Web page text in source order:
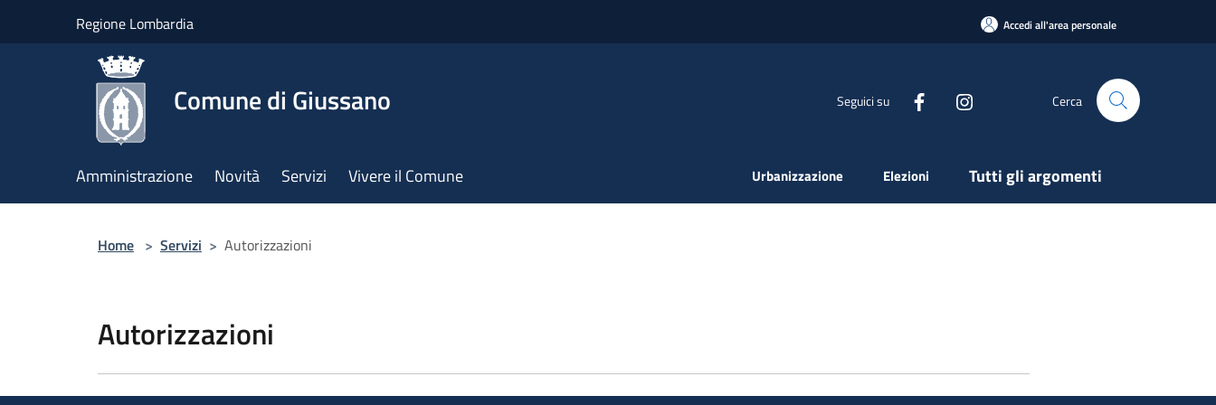
Regione Lombardia Accedi all'area personale
Comune di Giussano Seguici su Cerca
Amministrazione Novità Servizi Vivere il Comune Urbanizzazione Elezioni Tutti gli argomenti
Home > Servizi > Autorizzazioni
Autorizzazioni